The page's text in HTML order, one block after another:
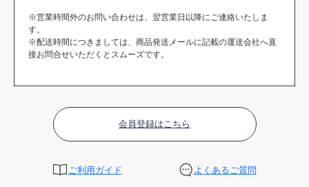
※営業時間外のお問い合わせは、翌営業日以降にご連絡いたしま
す。
※配送時間につきましては、商品発送メールに記載の運送会社へ直
接お問合せいただくとスムーズです。
会員登録はこちら
ご利用ガイド よくあるご質問